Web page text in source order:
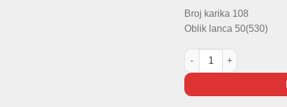
Broj karika 108
Oblik lanca 50(530)
Lanac DID količina